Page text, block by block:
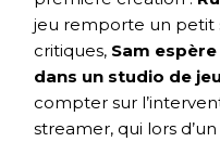
jeu remporte un petit
critiques, Sam
dans un studio de
compter sur
streamer, qui lors